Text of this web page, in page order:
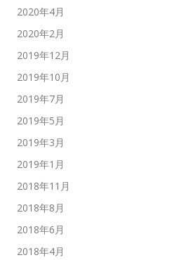
2020年4月
2020年2月
2019年12月
2019年10月
2019年7月
2019年5月
2019年3月
2019年1月
2018年11月
2018年8月
2018年6月
2018年4月